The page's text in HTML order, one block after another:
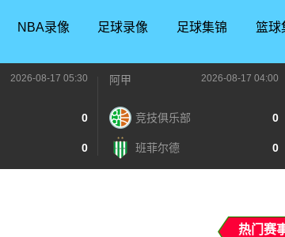
NBA录像 足球录像 足球集锦 篮球
2026-08-17 05:30
0
0
阿甲 2026-08-17 04:00
竞技俱乐部 0
班菲尔德 0
热门赛